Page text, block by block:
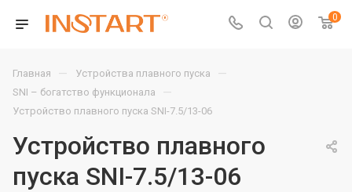
0
Главная — Устройства плавного пуска —
SNI – богатство функционала —
Устройство плавного пуска SNI-7.5/13-06
Устройство плавного
пуска SNI-7.5/13-06